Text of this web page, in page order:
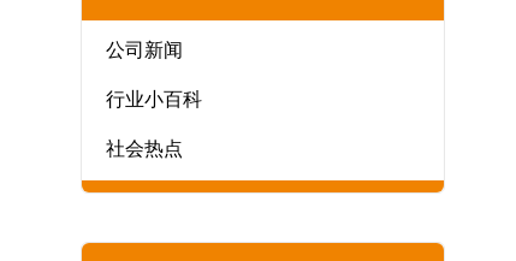
公司新闻
行业小百科
社会热点